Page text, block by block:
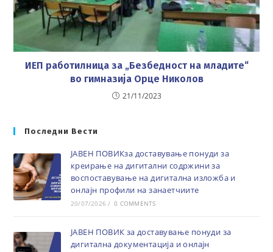
ИЕП работилница за „Безбедност на младите“
во гимназија Орце Николов
21/11/2023
Последни Вести
ЈАВЕН ПОВИКза доставување понуди за
креирање на дигитални содржини за
воспоставување на дигитална изложба и
онлајн профили на занаетчиите
20/07/2026 / 0 COMMENTS
ЈАВЕН ПОВИК за доставување понуди за
дигитална документација и онлајн